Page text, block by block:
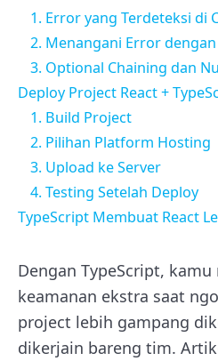
1. Error yang Terdeteksi di
2. Menangani Error
3. Optional Chaining dan
Deploy Project React +
1. Build Project
2. Pilihan Platform Hosting
3. Upload ke Server
4. Testing Setelah Deploy
TypeScript Membuat React
Dengan TypeScript,
keamanan ekstra saat
project lebih gampang
dikerjain bareng tim.